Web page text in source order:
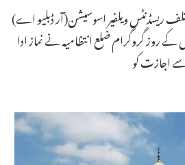
ریسڈنٹس ویلفیر اسوسیشن(آر ڈبلیو اے)
گروگرام ضلع انتظامیہ نے نماز ادا